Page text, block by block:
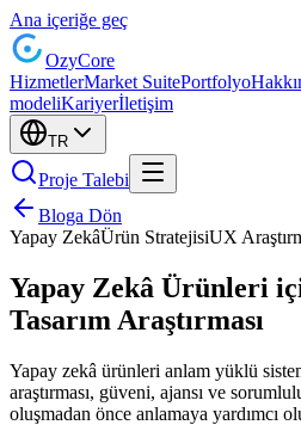
Ana içeriğe geç
OzyCore
HizmetlerMarket SuitePortfolyo
modeliKariyerİletişim
TR
Proje Talebi
Bloga Dön
Yapay ZekâÜrün StratejisiUX
Yapay Zekâ Ürünleri
Tasarım Araştırması
Yapay zekâ ürünleri anlam yüklü
araştırması, güveni, ajansı ve
oluşmadan önce anlamaya yardımcı